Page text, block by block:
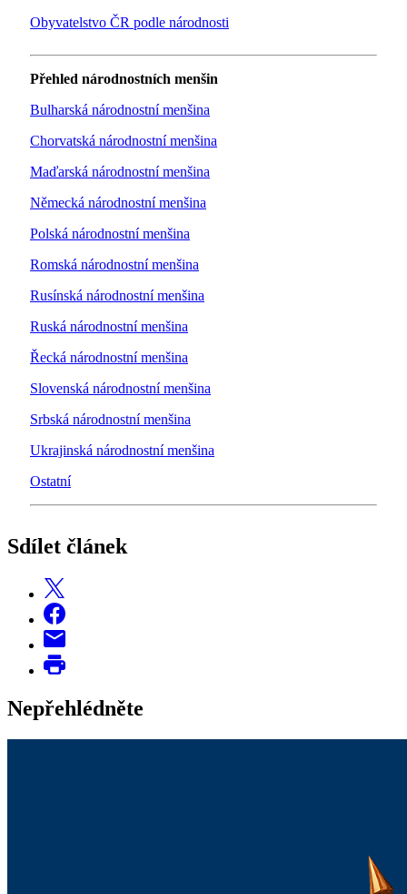
Obyvatelstvo ČR podle národnosti
Přehled národnostních menšin
Bulharská národnostní menšina
Chorvatská národnostní menšina
Maďarská národnostní menšina
Německá národnostní menšina
Polská národnostní menšina
Romská národnostní menšina
Rusínská národnostní menšina
Ruská národnostní menšina
Řecká národnostní menšina
Slovenská národnostní menšina
Srbská národnostní menšina
Ukrajinská národnostní menšina
Ostatní
Sdílet článek
Nepřehlédněte